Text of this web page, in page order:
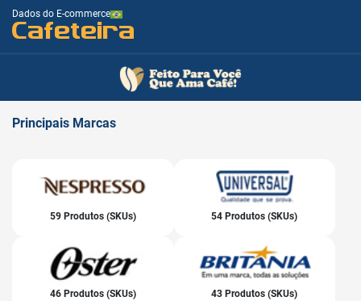
Dados do E-commerce
Cafeteira
Principais Marcas
59 Produtos (SKUs) 54 Produtos (SKUs)
46 Produtos (SKUs) 43 Produtos (SKUs)